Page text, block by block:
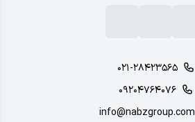
۰۲۱-۲۸۴۲۳۵۶۵
۰۹۲۰۴۷۶۴۰۷۶
info@nabzgroup.com